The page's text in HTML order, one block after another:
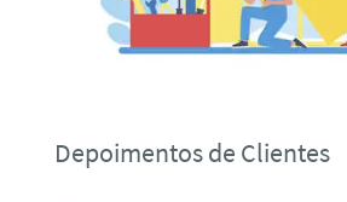
Depoimentos de Clientes